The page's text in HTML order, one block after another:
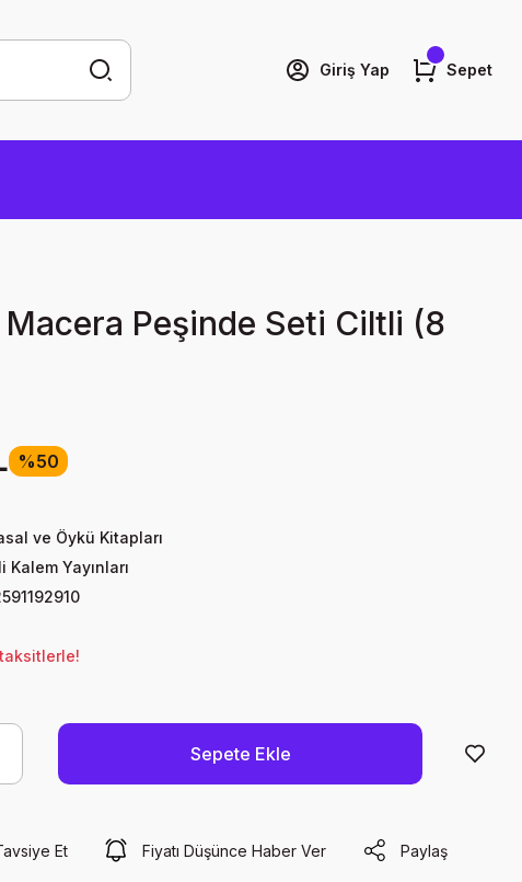
Giriş Yap Sepet
Peşinde Seti Ciltli (8
%50
ve Öykü Kitapları
Kalem Yayınları
Sepete Ekle
Et Fiyatı Düşünce Haber Ver Paylaş